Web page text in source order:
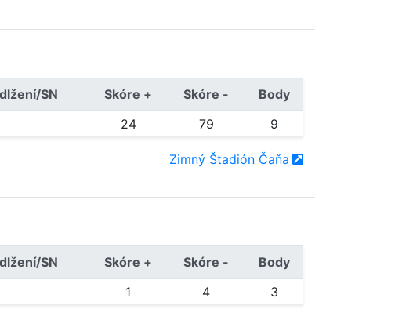
SN Skóre + Skóre -
Body
24 79 9
Zimný Štadión Čaňa
SN Skóre + Skóre -
Body
1 4 3